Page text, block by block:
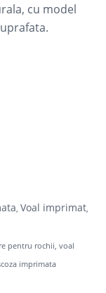
cu model
Voal imprimat
pentru rochii voal
imprimata